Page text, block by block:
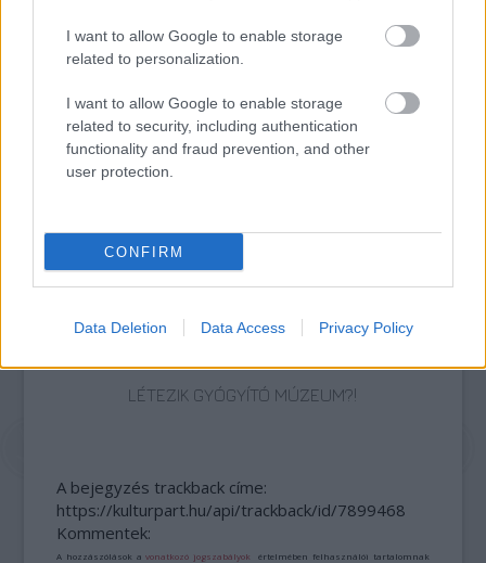
I want to allow Google to enable storage
related to personalization.
I want to allow Google to enable storage
related to security, including authentication
functionality and fraud prevention, and other
user protection.
CONFIRM
Data Deletion Data Access Privacy Policy
„NEM TÖBB EZER EMBERRE UTAZUNK, HANEM
LÉTEZIK GYÓGYÍTÓ MÚZEUM?!
A bejegyzés trackback címe:
https://kulturpart.hu/api/trackback/id/7899468
Kommentek:
A hozzászólások avonatkozó jogszabályok értelmében felhasználói tartalomnak